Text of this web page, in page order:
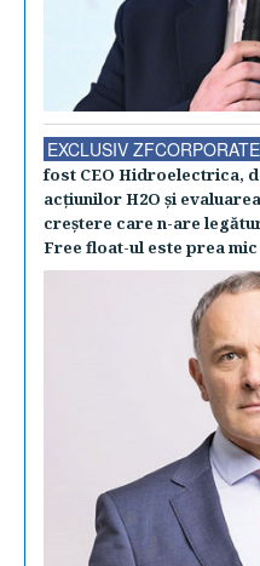
EXCLUSIV ZFCORPORATE
fost CEO Hidroelectrica,
acţiunilor H2O şi
creştere care n-are
Free float-ul este prea mic